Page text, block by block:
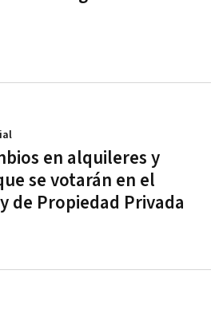
en alquileres y
se votarán en el
de Propiedad Privada